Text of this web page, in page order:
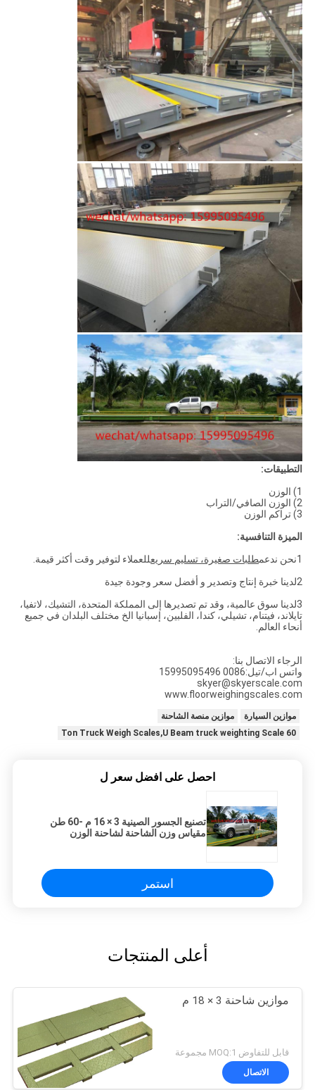
التطبيقات:
1) الوزن
2) الوزن الصافي/التراب
3) تراكم الوزن
الميزة التنافسية:
1نحن ندعم
طلبات صغيرة، تسليم سريعللعملاء لتوفير وقت أكثر قيمة.
2لدينا خبرة إنتاج وتصدير و أفضل سعر وجودة جيدة
3لدينا سوق عالمية، وقد تم تصديرها إلى المملكة المتحدة، التشيك، لاتفيا،
تايلاند، فيتنام، تشيلي، كندا، الفلبين، إسبانيا الخ مختلف البلدان في جميع
أنحاء العالم.
الرجاء الاتصال بنا:
واتس اب/تيل:0086 15995095496
skyer@skyerscale.com
www.floorweighingscales.com
موازين السيارة
موازين منصة الشاحنة
60 Ton Truck Weigh Scales,U Beam truck weighting Scale
احصل على افضل سعر ل
تصنيع الجسور الصينية 3 × 16 م -60 طن
مقياس وزن الشاحنة لشاحنة الوزن
استمر
أعلى المنتجات
موازين شاحنة 3 × 18 م
قابل للتفاوض MOQ:1 مجموعة
الاتصال